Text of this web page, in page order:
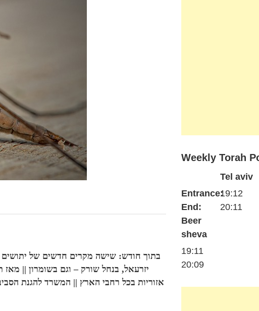
בתוך חודש: שישה מקרים חדשים של יתושים
יזרעאל, בנחל שורק – וגם בשומרון || מאז
אזוריות בכל רחבי הארץ || המשרד להגנת
Entrance:
End:
Tel aviv
19:12
20:11
Beer
sheva
19:11
20:09